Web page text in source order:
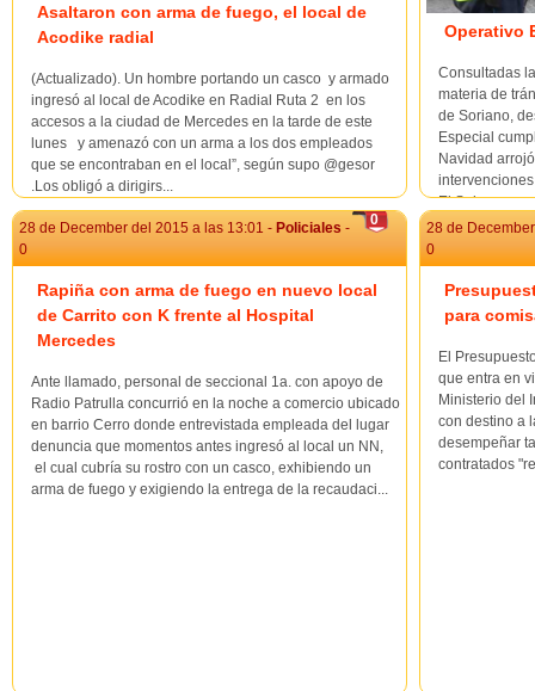
Asaltaron con arma de fuego, el local de
Acodike radial
(Actualizado). Un hombre portando un casco y armado
ingresó al local de Acodike en Radial Ruta 2 en los
accesos a la ciudad de Mercedes en la tarde de este
lunes y amenazó con un arma a los dos empleados
que se encontraban en el local”, según supo @gesor
.Los obligó a dirigirs...
Operativo
Consultadas
materia de
de Soriano,
Especial
Navidad
El Sub ...
0
28 de December del 2015 a las 13:01 - Policiales -
0
Rapiña con arma de fuego en nuevo local
de Carrito con K frente al Hospital
Mercedes
Ante llamado, personal de seccional 1a. con apoyo de
Radio Patrulla concurrió en la noche a comercio ubicado
en barrio Cerro donde entrevistada empleada del lugar
denuncia que momentos antes ingresó al local un NN,
el cual cubría su rostro con un casco, exhibiendo un
arma de fuego y exigiendo la entrega de la recaudaci...
28 de
0
para
El
que entra en
Ministerio del
con destino a
desempeñar
contratados